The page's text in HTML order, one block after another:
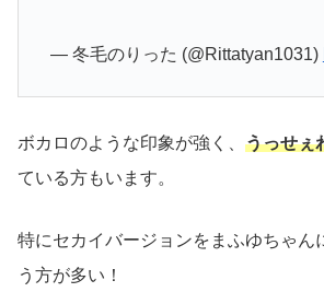
— 冬毛のりった (@Rittatyan1031)
ボカロのような印象が強く、 うっせぇ
ている方もいます。
特にセカイバージョンをまふゆちゃん
う方が多い！